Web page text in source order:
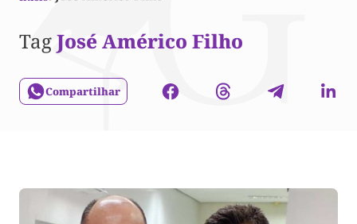
TagJosé Américo Filho
Compartilhar